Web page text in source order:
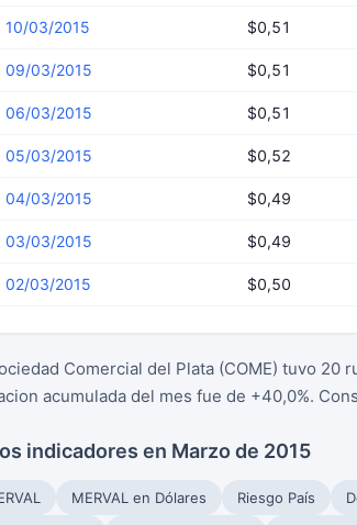
10/03/2015 $0,51
09/03/2015 $0,51
06/03/2015 $0,51
05/03/2015 $0,52
04/03/2015 $0,49
03/03/2015 $0,49
02/03/2015 $0,50
Comercial del Plata (COME) tuvo
acumulada del mes fue de +40,0%.
indicadores en Marzo de 2015
MERVAL en Dólares Riesgo País